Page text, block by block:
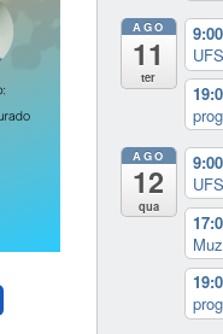
AGO
11
ter
9:00
AGO
12
qua
9:00